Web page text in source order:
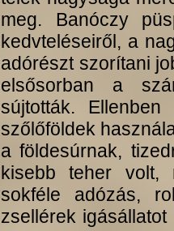
meg. Banóczy
kedvteléseiről, a
adórészt szorítani
elsősorban a
sújtották.
szőlőföldek
a földesúrnak,
kisebb teher volt,
sokféle adózás,
zsellérek